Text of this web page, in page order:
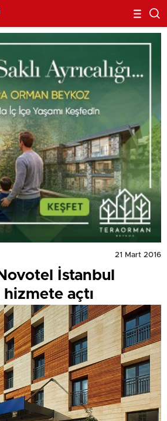
21 Mart 2016
İstanbul
hizmete açtı